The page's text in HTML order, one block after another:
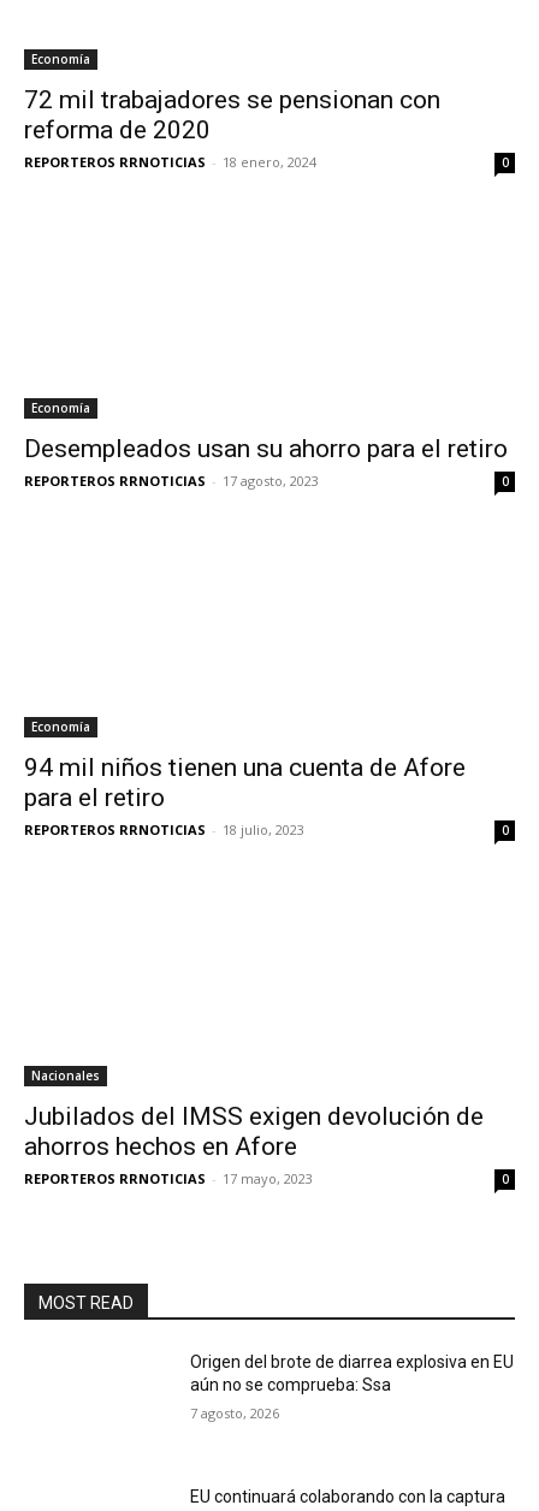
Economía
72 mil trabajadores se pensionan con
reforma de 2020
REPORTEROS RRNOTICIAS - 18 enero, 2024 0
Economía
Desempleados usan su ahorro para el retiro
REPORTEROS RRNOTICIAS - 17 agosto, 2023 0
Economía
94 mil niños tienen una cuenta de Afore
para el retiro
REPORTEROS RRNOTICIAS - 18 julio, 2023 0
Nacionales
Jubilados del IMSS exigen devolución de
ahorros hechos en Afore
REPORTEROS RRNOTICIAS - 17 mayo, 2023 0
MOST READ
Origen del brote de diarrea explosiva en EU
aún no se comprueba: Ssa
7 agosto, 2026
EU continuará colaborando con la captura